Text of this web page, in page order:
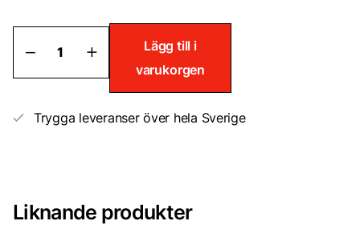
Avfettningspaket
mängd
Lägg till i
varukorgen
Trygga leveranser över hela Sverige
Liknande produkter